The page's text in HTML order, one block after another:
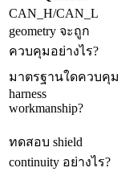
CAN_H/CAN_L
geometry จะถูก
ควบคุมอย่างไร?
มาตรฐานใดควบคุม
harness
workmanship?
ทดสอบ shield
continuity อย่างไร?